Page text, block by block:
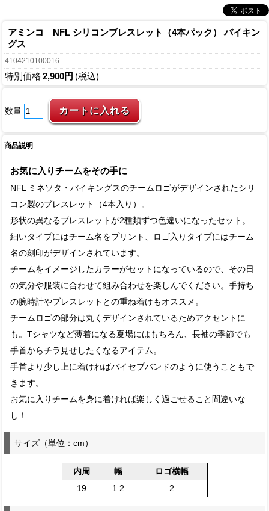
アミンコ NFL シリコンブレスレット（4本パック） バイキン
グス
4104210100016
特別価格 2,900円 (税込)
数量
商品説明
お気に入りチームをその手に
NFL ミネソタ・バイキングスのチームロゴがデザインされたシリ
コン製のブレスレット（4本入り）。
形状の異なるブレスレットが2種類ずつ色違いになったセット。
細いタイプにはチーム名をプリント、ロゴ入りタイプにはチーム
名の刻印がデザインされています。
チームをイメージしたカラーがセットになっているので、その日
の気分や服装に合わせて組み合わせを楽しんでください。手持ち
の腕時計やブレスレットとの重ね着けもオススメ。
チームロゴの部分は丸くデザインされているためアクセントに
も。Tシャツなど薄着になる夏場にはもちろん、長袖の季節でも
手首からチラ見せしたくなるアイテム。
手首より少し上に着ければバイセプバンドのように使うこともで
きます。
お気に入りチームを身に着ければ楽しく過ごせること間違いな
し！
サイズ（単位：cm）
内周 幅
ロゴ横幅
19
1.2 2